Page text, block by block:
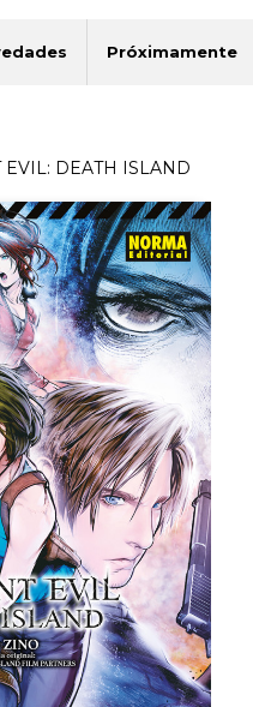
Próximamente
EVIL: DEATH ISLAND